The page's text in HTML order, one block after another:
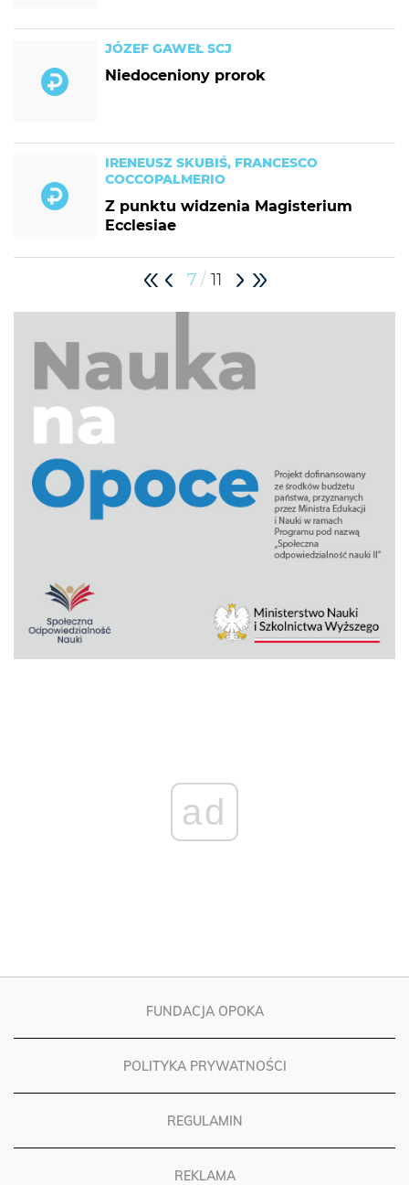
JÓZEF GAWEŁ SCJ
Niedoceniony prorok
IRENEUSZ SKUBIŚ, FRANCESCO
COCCOPALMERIO
Z punktu widzenia Magisterium
Ecclesiae
7 / 11
ad
FUNDACJA OPOKA
POLITYKA PRYWATNOŚCI
REGULAMIN
REKLAMA